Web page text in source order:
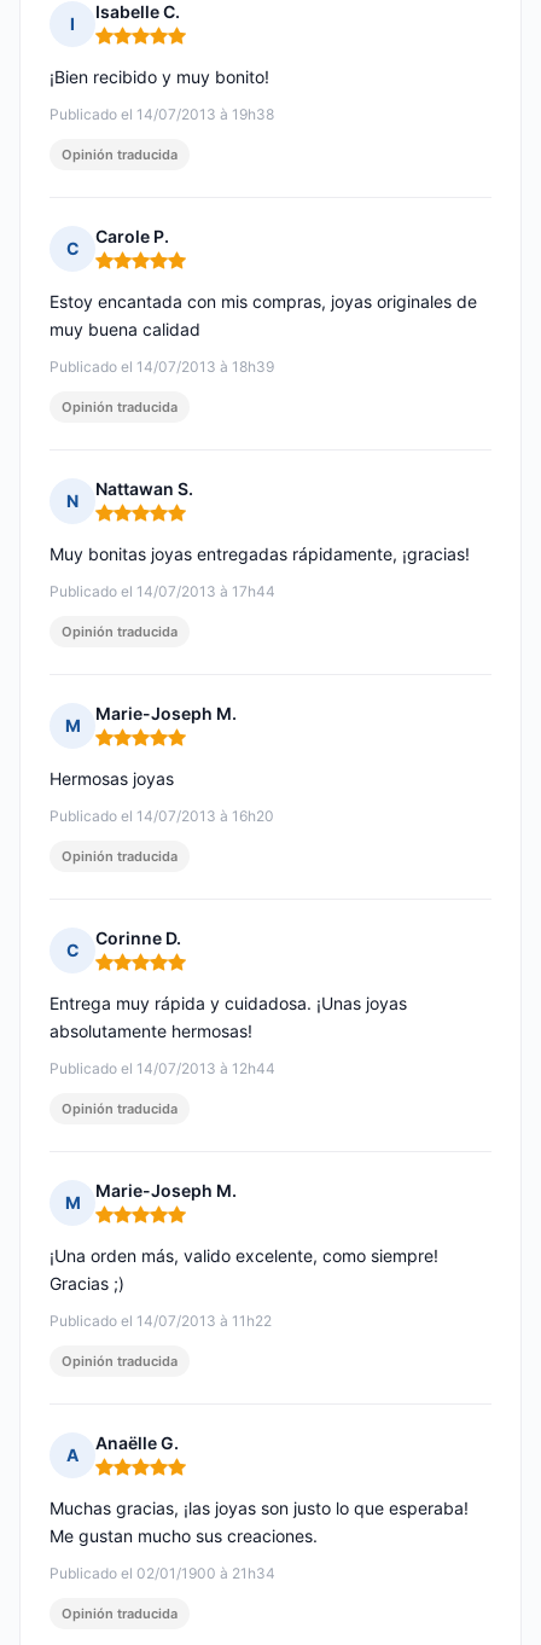
I
Isabelle C.
Nota: 5 de 5
Publicado el 14/07/2013 à 19h38
¡Bien recibido y muy bonito!
Opinión traducida
C
Carole P.
Nota: 5 de 5
Publicado el 14/07/2013 à 18h39
Estoy encantada con mis compras, joyas originales de
muy buena calidad
Opinión traducida
N
Nattawan S.
Nota: 5 de 5
Publicado el 14/07/2013 à 17h44
Muy bonitas joyas entregadas rápidamente, ¡gracias!
Opinión traducida
M
Marie-Joseph M.
Nota: 5 de 5
Publicado el 14/07/2013 à 16h20
Hermosas joyas
Opinión traducida
C
Corinne D.
Nota: 5 de 5
Publicado el 14/07/2013 à 12h44
Entrega muy rápida y cuidadosa. ¡Unas joyas
absolutamente hermosas!
Opinión traducida
M
Marie-Joseph M.
Nota: 5 de 5
Publicado el 14/07/2013 à 11h22
¡Una orden más, valido excelente, como siempre!
Gracias ;)
Opinión traducida
A
Anaëlle G.
Nota: 5 de 5
Publicado el 02/01/1900 à 21h34
Muchas gracias, ¡las joyas son justo lo que esperaba!
Me gustan mucho sus creaciones.
Opinión traducida